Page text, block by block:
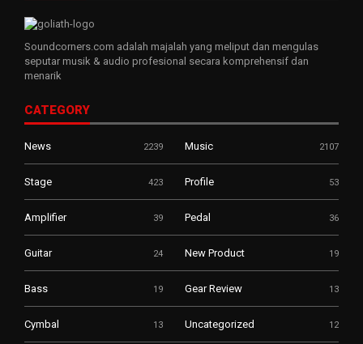
Soundcorners.com adalah majalah yang meliput dan mengulas
seputar musik & audio profesional secara komprehensif dan
menarik
CATEGORY
News 2239 Music 2107
Stage 423 Profile 53
Amplifier 39 Pedal 36
Guitar 24 New Product 19
Bass 19 Gear Review 13
Cymbal 13 Uncategorized 12